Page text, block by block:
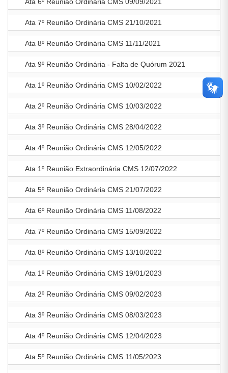
Ata 7º Reunião Ordinária CMS 21/10/2021
Ata 8º Reunião Ordinária CMS 11/11/2021
Ata 9º Reunião Ordinária - Falta de Quórum 2021
Ata 1º Reunião Ordinária CMS 10/02/2022
Ata 2º Reunião Ordinária CMS 10/03/2022
Ata 3º Reunião Ordinária CMS 28/04/2022
Ata 4º Reunião Ordinária CMS 12/05/2022
Ata 1º Reunião Extraordinária CMS 12/07/2022
Ata 5º Reunião Ordinária CMS 21/07/2022
Ata 6º Reunião Ordinária CMS 11/08/2022
Ata 7º Reunião Ordinária CMS 15/09/2022
Ata 8º Reunião Ordinária CMS 13/10/2022
Ata 1º Reunião Ordinária CMS 19/01/2023
Ata 2º Reunião Ordinária CMS 09/02/2023
Ata 3º Reunião Ordinária CMS 08/03/2023
Ata 4º Reunião Ordinária CMS 12/04/2023
Ata 5º Reunião Ordinária CMS 11/05/2023